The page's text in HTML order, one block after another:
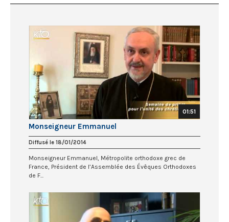
01:51
Monseigneur Emmanuel
Diffusé le 18/01/2014
Monseigneur Emmanuel, Métropolite orthodoxe grec de
France, Président de l’Assemblée des Évêques Orthodoxes
de F...